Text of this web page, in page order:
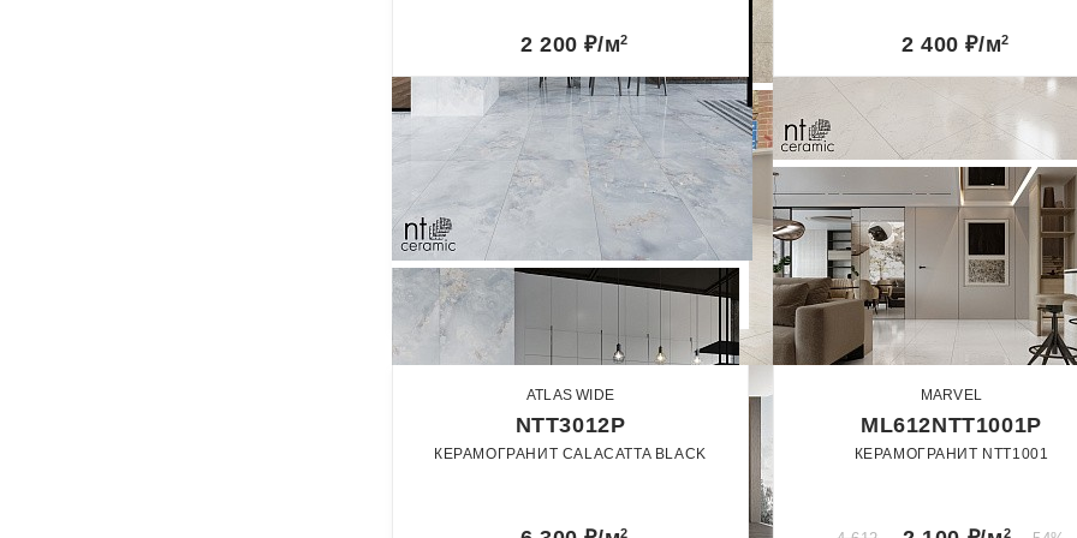
60 х 120
20 x 120
90 х 180
120 х 240
120 х 270
120 х 280
Для фартука
Полированный
2 200 ₽/м2 Карвинг
2 400 ₽/м2
ATLAS WIDE
NTT3012P
КЕРАМОГРАНИТ CALACATTA BLACK
Полированный2
MARVEL
ML612NTT1001P
КЕРАМОГРАНИТ NTT1001
Полированный 2